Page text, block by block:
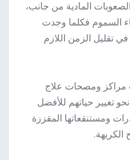
المادية من جانب،
السموم فكلما وجدت
تقليل الزمن اللازم
ومصحات علاج
تغيير حياتهم للأفضل
ومستنقعاتها المقززة
الكريهة.